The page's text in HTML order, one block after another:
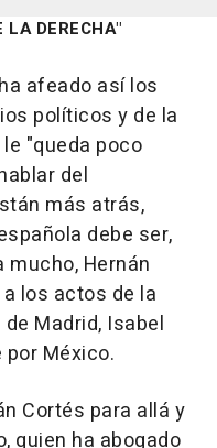
LA DERECHA"
afeado así los
políticos y de la
"queda poco
del
más atrás,
debe ser,
mucho, Hernán
los actos de la
Madrid, Isabel
México.
Cortés para allá y
quien ha abogado